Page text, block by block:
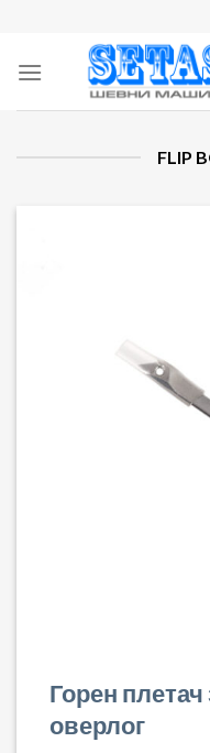
content
FLIP
Горен
оверлог